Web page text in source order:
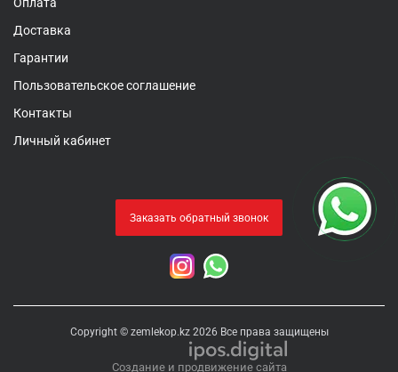
Доставка
Гарантии
Пользовательское соглашение
Контакты
Личный кабинет
Заказать обратный звонок
Copyright © zemlekop.kz 2026 Все права защищены
Создание и продвижение сайта